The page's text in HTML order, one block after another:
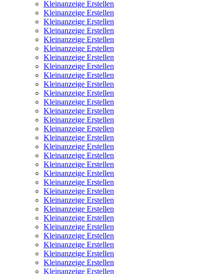
Kleinanzeige Erstellen
Kleinanzeige Erstellen
Kleinanzeige Erstellen
Kleinanzeige Erstellen
Kleinanzeige Erstellen
Kleinanzeige Erstellen
Kleinanzeige Erstellen
Kleinanzeige Erstellen
Kleinanzeige Erstellen
Kleinanzeige Erstellen
Kleinanzeige Erstellen
Kleinanzeige Erstellen
Kleinanzeige Erstellen
Kleinanzeige Erstellen
Kleinanzeige Erstellen
Kleinanzeige Erstellen
Kleinanzeige Erstellen
Kleinanzeige Erstellen
Kleinanzeige Erstellen
Kleinanzeige Erstellen
Kleinanzeige Erstellen
Kleinanzeige Erstellen
Kleinanzeige Erstellen
Kleinanzeige Erstellen
Kleinanzeige Erstellen
Kleinanzeige Erstellen
Kleinanzeige Erstellen
Kleinanzeige Erstellen
Kleinanzeige Erstellen
Kleinanzeige Erstellen
Kleinanzeige Erstellen